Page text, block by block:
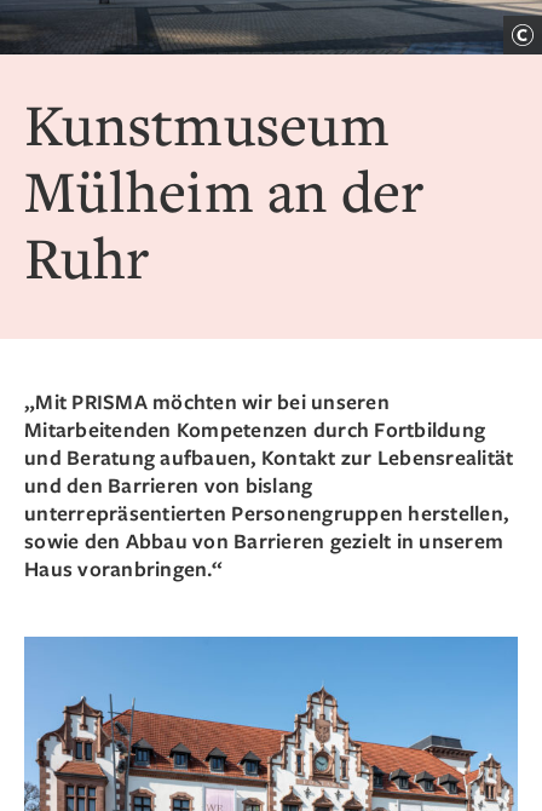
Kunstmuseum
Mülheim an der
Ruhr
„Mit PRISMA möchten wir bei unseren
Mitarbeitenden Kompetenzen durch Fortbildung
und Beratung aufbauen, Kontakt zur Lebensrealität
und den Barrieren von bislang
unterrepräsentierten Personengruppen herstellen,
sowie den Abbau von Barrieren gezielt in unserem
Haus voranbringen.“